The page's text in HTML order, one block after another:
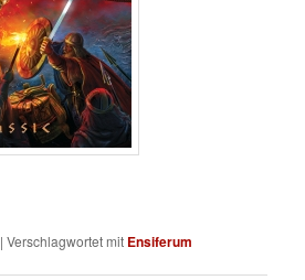
|Verschlagwortet mit Ensiferum